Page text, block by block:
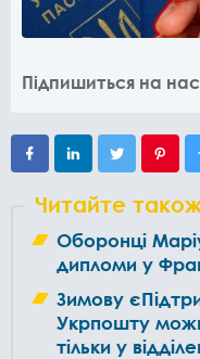
Підпишиться на
Читайте
Оборонці
дипломи у
Зимову
Укрпошту
тільки у